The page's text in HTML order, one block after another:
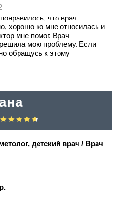
что врач
хорошо ко мне относилась и
мне помог. Врач
мою проблему. Если
обращусь к этому
детский врач / Врач